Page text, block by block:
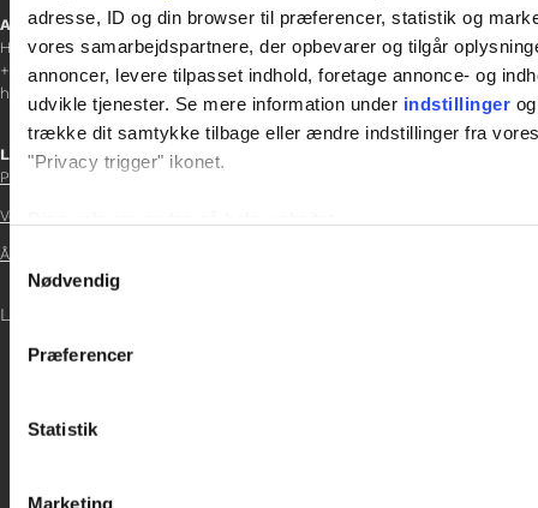
adresse, ID og din browser til præferencer, statistik og
vores samarbejdspartnere, der opbevarer og tilgår
annoncer, levere tilpasset indhold, foretage annonce- og
udvikle tjenester. Se mere information under indstillinger
trække dit samtykke tilbage eller ændre indstillinger fra
"Privacy trigger" ikonet.
Vi bruger cookies til at tilpasse vores indhold og annoncer,
data med andre oplysninger, du har givet dem, eller som de
Samtykkevalg
Nødvendig
Præferencer
Statistik
Marketing
Afdelingschef
Helene Teichert
+45 29 37 32 41
helene.t@gladfonden.dk
Links
Persondatapolitik
Vedtægter
Årsrapport 2021
LOG IND
